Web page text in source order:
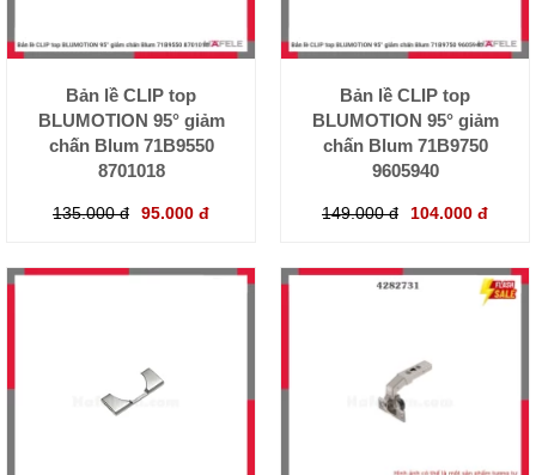
Bản lề CLIP top
BLUMOTION 95° giảm
chấn Blum 71B9550
8701018
135.000 đ 95.000 đ
Bản lề CLIP top
BLUMOTION 95° giảm
chấn Blum 71B9750
9605940
149.000 đ 104.000 đ